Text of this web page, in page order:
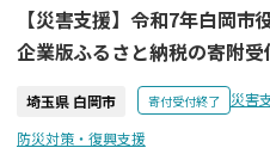
【災害支援】令和7年白岡市
企業版ふるさと納税の寄附受
埼玉県 白岡市 寄付受付終了
災害
防災対策・復興支援